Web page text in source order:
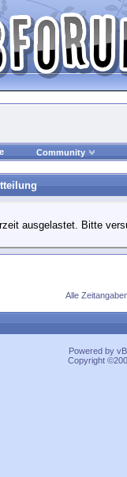
Community
ausgelastet. Bitte
Alle
Powered by
Copyright